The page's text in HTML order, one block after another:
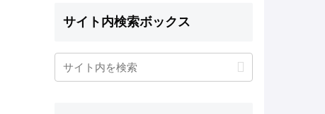
サイト内検索ボックス